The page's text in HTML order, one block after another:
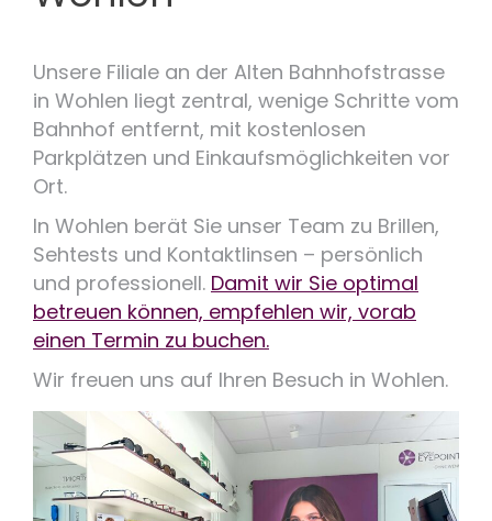
Unsere Filiale an der Alten Bahnhofstrasse
in Wohlen liegt zentral, wenige Schritte vom
Bahnhof entfernt, mit kostenlosen
Parkplätzen und Einkaufsmöglichkeiten vor
Ort.
In Wohlen berät Sie unser Team zu Brillen,
Sehtests und Kontaktlinsen – persönlich
und professionell. Damit wir Sie optimal
betreuen können, empfehlen wir, vorab
einen Termin zu buchen.
Wir freuen uns auf Ihren Besuch in Wohlen.